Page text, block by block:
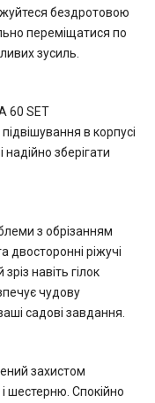
бездротовою
переміщатися по
зусиль.
60 SET
в корпусі
зберігати
з обрізанням
двосторонні ріжучі
навіть гілок
чудову
садові завдання.
захистом
шестерню. Спокійно